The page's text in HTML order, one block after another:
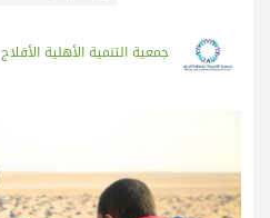
جمعية التنمية الأهلية الأفلاج